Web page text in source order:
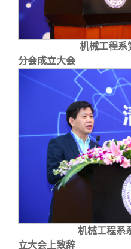
机械工程系
分会成立大会
机械工程系
立大会上致辞